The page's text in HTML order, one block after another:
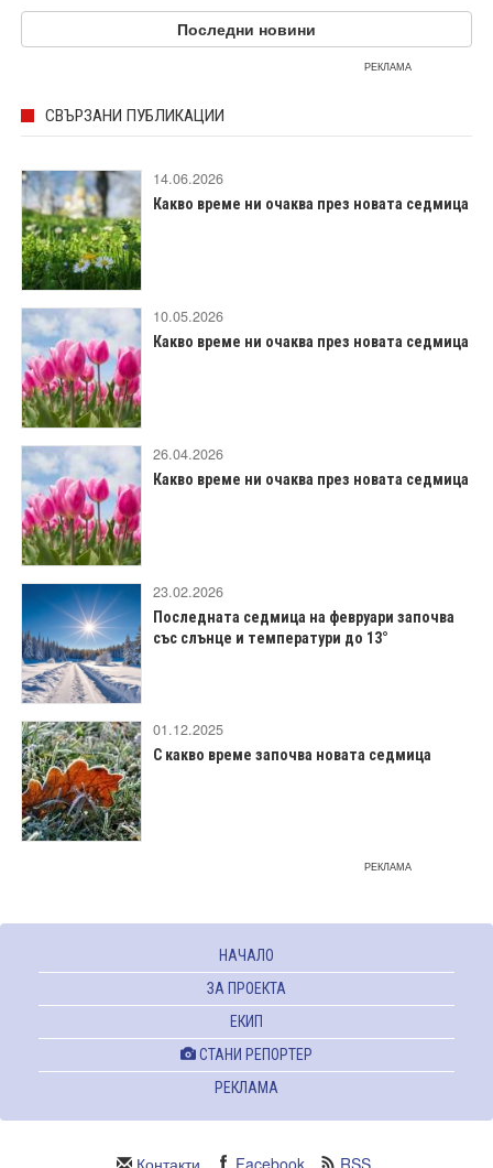
Последни новини
РЕКЛАМА
СВЪРЗАНИ ПУБЛИКАЦИИ
14.06.2026
Какво време ни очаква през новата седмица
10.05.2026
Какво време ни очаква през новата седмица
26.04.2026
Какво време ни очаква през новата седмица
23.02.2026
Последната седмица на февруари започва
със слънце и температури до 13°
01.12.2025
С какво време започва новата седмица
РЕКЛАМА
НАЧАЛО
ЗА ПРОЕКТА
ЕКИП
СТАНИ РЕПОРТЕР
РЕКЛАМА
Контакти Facebook RSS